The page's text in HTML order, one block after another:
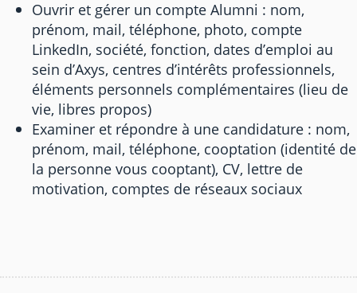
Ouvrir et gérer un compte Alumni : nom,
prénom, mail, téléphone, photo, compte
LinkedIn, société, fonction, dates d’emploi au
sein d’Axys, centres d’intérêts professionnels,
éléments personnels complémentaires (lieu de
vie, libres propos)
Examiner et répondre à une candidature : nom,
prénom, mail, téléphone, cooptation (identité de
la personne vous cooptant), CV, lettre de
motivation, comptes de réseaux sociaux